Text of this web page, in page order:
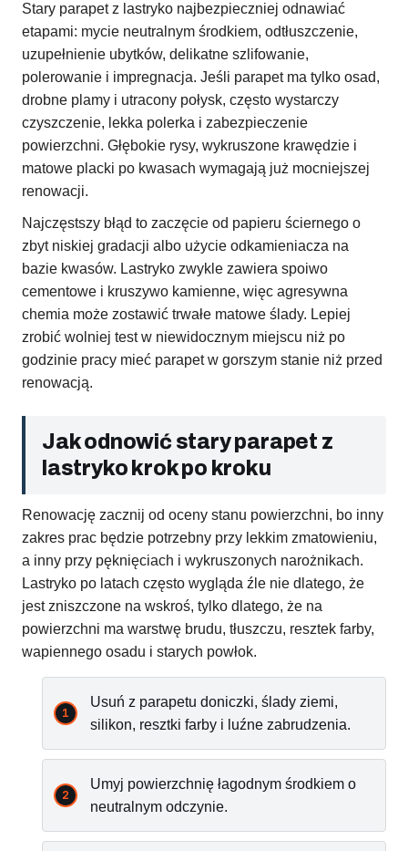
Stary parapet z lastryko najbezpieczniej odnawiać
etapami: mycie neutralnym środkiem, odtłuszczenie,
uzupełnienie ubytków, delikatne szlifowanie,
polerowanie i impregnacja. Jeśli parapet ma tylko osad,
drobne plamy i utracony połysk, często wystarczy
czyszczenie, lekka polerka i zabezpieczenie
powierzchni. Głębokie rysy, wykruszone krawędzie i
matowe placki po kwasach wymagają już mocniejszej
renowacji.
Najczęstszy błąd to zaczęcie od papieru ściernego o
zbyt niskiej gradacji albo użycie odkamieniacza na
bazie kwasów. Lastryko zwykle zawiera spoiwo
cementowe i kruszywo kamienne, więc agresywna
chemia może zostawić trwałe matowe ślady. Lepiej
zrobić wolniej test w niewidocznym miejscu niż po
godzinie pracy mieć parapet w gorszym stanie niż przed
renowacją.
Jak odnowić stary parapet z
lastryko krok po kroku
Renowację zacznij od oceny stanu powierzchni, bo inny
zakres prac będzie potrzebny przy lekkim zmatowieniu,
a inny przy pęknięciach i wykruszonych narożnikach.
Lastryko po latach często wygląda źle nie dlatego, że
jest zniszczone na wskroś, tylko dlatego, że na
powierzchni ma warstwę brudu, tłuszczu, resztek farby,
wapiennego osadu i starych powłok.
Usuń z parapetu doniczki, ślady ziemi,
silikon, resztki farby i luźne zabrudzenia.
Umyj powierzchnię łagodnym środkiem o
neutralnym odczynie.